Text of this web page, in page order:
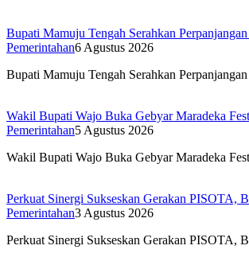
Bupati Mamuju Tengah Serahkan
Pemerintahan6 Agustus 2026
Bupati Mamuju Tengah Serahkan
Wakil Bupati Wajo Buka Gebyar Maradeka
Pemerintahan5 Agustus 2026
Wakil Bupati Wajo Buka Gebyar Maradeka
Perkuat Sinergi Sukseskan Gerakan PISOTA,
Pemerintahan3 Agustus 2026
Perkuat Sinergi Sukseskan Gerakan PISOTA,